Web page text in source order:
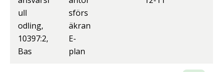
ull
odling,
10397:2,
Bas
sförs
äkran
E-
plan